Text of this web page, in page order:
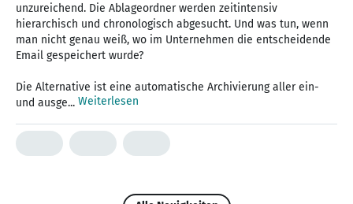
unzureichend. Die Ablageordner werden zeitintensiv
hierarchisch und chronologisch abgesucht. Und was tun, wenn
man nicht genau weiß, wo im Unternehmen die entscheidende
Email gespeichert wurde?
Die Alternative ist eine automatische Archivierung aller ein-
und ausge... Weiterlesen